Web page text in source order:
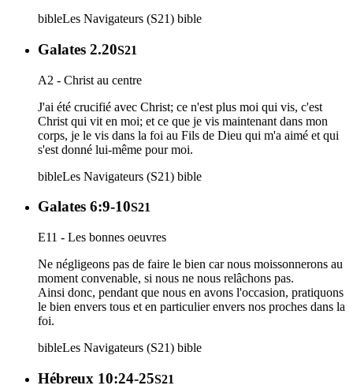
bibleLes Navigateurs (S21) bible
Galates 2.20S21
A2 - Christ au centre
J'ai été crucifié avec Christ; ce n'est plus moi qui vis, c'est
Christ qui vit en moi; et ce que je vis maintenant dans mon
corps, je le vis dans la foi au Fils de Dieu qui m'a aimé et qui
s'est donné lui-même pour moi.
bibleLes Navigateurs (S21) bible
Galates 6:9-10S21
E11 - Les bonnes oeuvres
Ne négligeons pas de faire le bien car nous moissonnerons au
moment convenable, si nous ne nous relâchons pas.
Ainsi donc, pendant que nous en avons l'occasion, pratiquons
le bien envers tous et en particulier envers nos proches dans la
foi.
bibleLes Navigateurs (S21) bible
Hébreux 10:24-25S21